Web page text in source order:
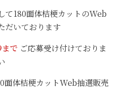
て180面体桔梗カットのWeb
だいております
で ご応募受け付けておりま
体桔梗カットWeb抽選販売